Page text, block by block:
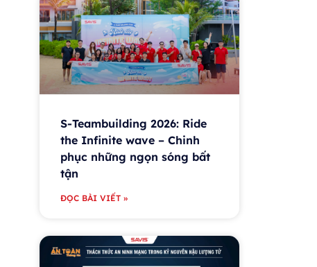
S-Teambuilding 2026: Ride
the Infinite wave – Chinh
phục những ngọn sóng bất
tận
ĐỌC BÀI VIẾT »